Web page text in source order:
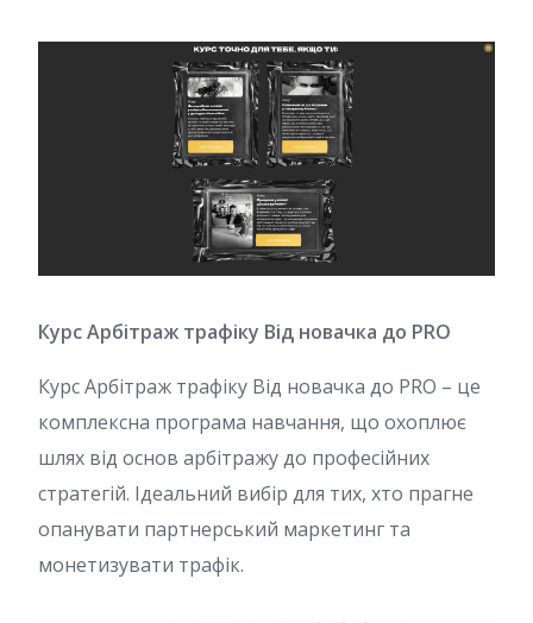
Курс Арбітраж трафіку Від новачка до PRO
Курс Арбітраж трафіку Від новачка до PRO – це
комплексна програма навчання, що охоплює
шлях від основ арбітражу до професійних
стратегій. Ідеальний вибір для тих, хто прагне
опанувати партнерський маркетинг та
монетизувати трафік.